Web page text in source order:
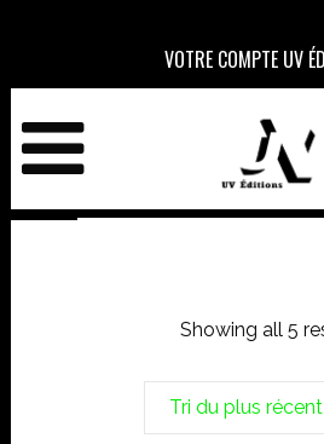
VOTRE COMPTE UV
Showing all 5